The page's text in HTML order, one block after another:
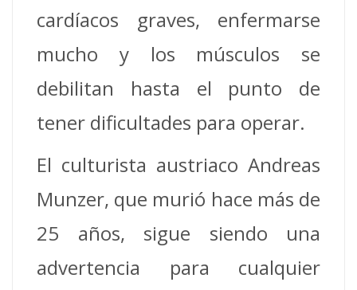
cardíacos graves, enfermarse
mucho y los músculos se
debilitan hasta el punto de
tener dificultades para operar.
El culturista austriaco Andreas
Munzer, que murió hace más de
25 años, sigue siendo una
advertencia para cualquier